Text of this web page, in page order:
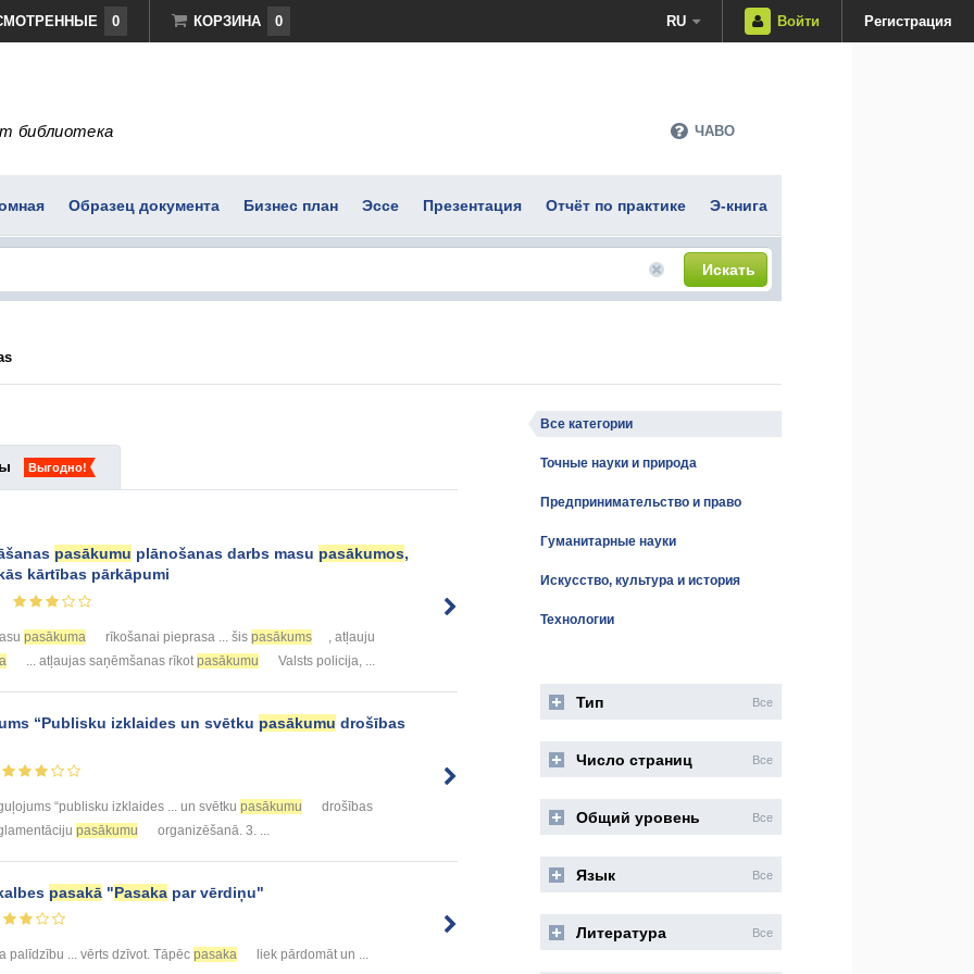
0 КОРЗИНА 0 RU Войти Регистрация
библиотека ЧАВО
Образец документа Бизнес план Эссе Презентация Отчёт по практике Э-книга
Искать
Выгодно!
pasākumu plānošanas darbs masu pasākumos,
kārtības pārkāpumi
pasākuma rīkošanai pieprasa ... šis pasākums
, atļauju
... atļaujas saņēmšanas rīkotpasākumu Valsts policija, ...
“Publisku izklaides un svētku pasākumu drošības
“publisku izklaides ... un svētku pasākumu
drošības
pasākumu organizēšanā. 3. ...
pasakā "Pasaka par vērdiņu"
palīdzību ... vērts dzīvot. Tāpēc pasaka liek pārdomāt un ...
Все категории
Точные науки и природа
Предпринимательство и право
Гуманитарные науки
Искусство, культура и история
Технологии
Тип Все
Число страниц Все
Общий уровень Все
Язык Все
Литература Все